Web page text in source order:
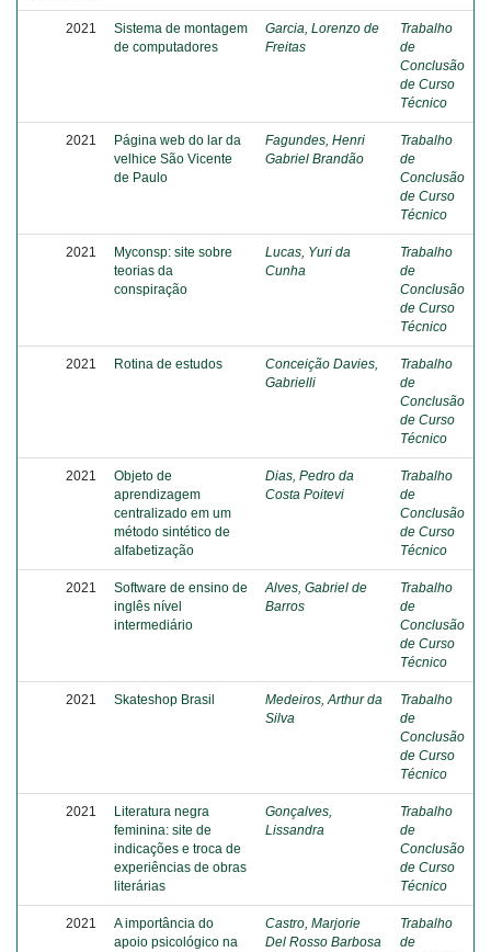
2021
Sistema de montagem
de computadores
Garcia, Lorenzo de
Freitas
Trabalho
de
Conclusão
de Curso
Técnico
2021
Página web do lar da
velhice São Vicente
de Paulo
Fagundes, Henri
Gabriel Brandão
Trabalho
de
Conclusão
de Curso
Técnico
2021
Myconsp: site sobre
teorias da
conspiração
Lucas, Yuri da
Cunha
Trabalho
de
Conclusão
de Curso
Técnico
2021 Rotina de estudos
Conceição Davies,
Gabrielli
Trabalho
de
Conclusão
de Curso
Técnico
2021
Objeto de
aprendizagem
centralizado em um
método sintético de
alfabetização
Dias, Pedro da
Costa Poitevi
Trabalho
de
Conclusão
de Curso
Técnico
2021
Software de ensino de
inglês nível
intermediário
Alves, Gabriel de
Barros
Trabalho
de
Conclusão
de Curso
Técnico
2021 Skateshop Brasil
Medeiros, Arthur da
Silva
Trabalho
de
Conclusão
de Curso
Técnico
2021
Literatura negra
feminina: site de
indicações e troca de
experiências de obras
literárias
Gonçalves,
Lissandra
Trabalho
de
Conclusão
de Curso
Técnico
2021
A importância do
apoio psicológico na
Castro, Marjorie
Del Rosso Barbosa
Trabalho
de